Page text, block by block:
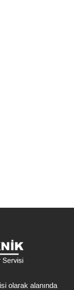
olarak alanında